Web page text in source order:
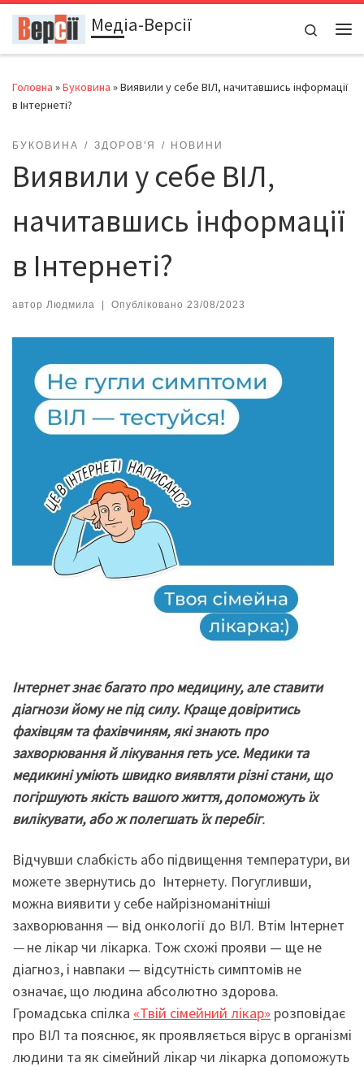
Перейти до вмістуМедіа-Версії
Search
Головна »Буковина »Виявили у себе ВІЛ, начитавшись інформації
в Інтернеті?
БУКОВИНА ЗДОРОВ'Я НОВИНИ
Виявили у себе ВІЛ,
начитавшись інформації
в Інтернеті?
автор Людмила | Опубліковано 23/08/2023
Інтернет знає багато про медицину, але ставити
діагнози йому не під силу. Краще довіритись
фахівцям та фахівчиням, які знають про
захворювання й лікування геть усе. Медики та
медикині уміють швидко виявляти різні стани, що
погіршують якість вашого життя, допоможуть їх
вилікувати, або ж полегшать їх перебіг.
Відчувши слабкість або підвищення температури, ви
можете звернутись до Інтернету. Погугливши,
можна виявити у себе найрізноманітніші
захворювання — від онкології до ВІЛ. Втім Інтернет
—не лікар чи лікарка. Тож схожі прояви — ще не
діагноз, і навпаки — відсутність симптомів не
означає, що людина абсолютно здорова.
Громадська спілка «Твій сімейний лікар» розповідає
про ВІЛ та пояснює, як проявляється вірус в організмі
людини та як сімейний лікар чи лікарка допоможуть